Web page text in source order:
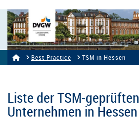
Best Practice TSM in Hessen
Liste der TSM-geprüften
Unternehmen in Hessen